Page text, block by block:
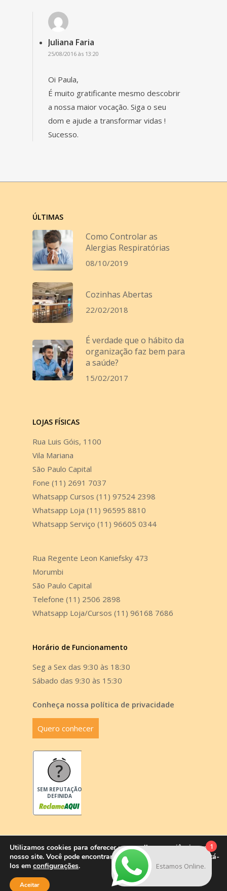
Juliana Faria
25/08/2016 às 13:20
Oi Paula,
É muito gratificante mesmo descobrir
a nossa maior vocação. Siga o seu
dom e ajude a transformar vidas !
Sucesso.
ÚLTIMAS
Como Controlar as
Alergias Respiratórias
08/10/2019
Cozinhas Abertas
22/02/2018
É verdade que o hábito da
organização faz bem para
a saúde?
15/02/2017
LOJAS FÍSICAS
Rua Luis Góis, 1100
Vila Mariana
São Paulo Capital
Fone (11) 2691 7037
Whatsapp Cursos (11) 97524 2398
Whatsapp Loja (11) 96595 8810
Whatsapp Serviço (11) 96605 0344
Rua Regente Leon Kaniefsky 473
Morumbi
São Paulo Capital
Telefone (11) 2506 2898
Whatsapp Loja/Cursos (11) 96168 7686
Horário de Funcionamento
Seg a Sex das 9:30 às 18:30
Sábado das 9:30 às 15:30
Conheça nossa política de privacidade
Quero conhecer
SEM REPUTAÇÃO
DEFINIDA
© 2026 Yru Organizer - Cursos. - by indigital
Utilizamos cookies para oferecer uma melhor experiência em
nosso site. Você pode encontrar mais informações ou desabilitá-
los em configurações.
Aceitar
1
Estamos Online.